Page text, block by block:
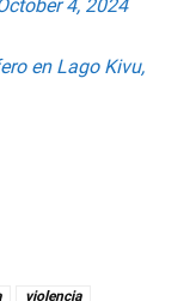
4, 2024
en Lago Kivu,
violencia